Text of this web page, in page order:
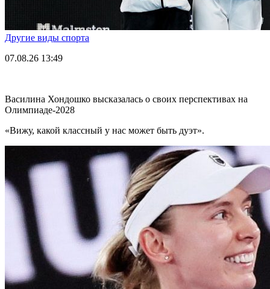
Другие виды спорта
07.08.26 13:49
Василина Хондошко высказалась о своих перспективах на
Олимпиаде-2028
«Вижу, какой классный у нас может быть дуэт».